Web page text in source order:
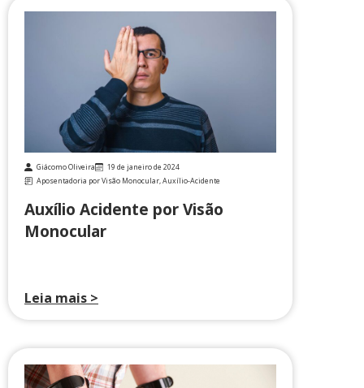
Giácomo Oliveira
19 de janeiro de 2024
Aposentadoria por Visão Monocular,Auxílio-Acidente
Auxílio Acidente por Visão
Monocular
Leia mais >